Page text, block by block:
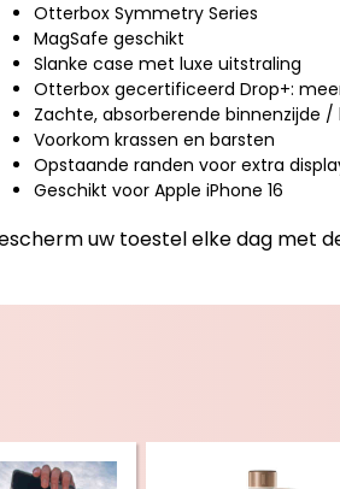
Otterbox Symmetry Series
MagSafe geschikt
Slanke case met luxe uitstraling
Otterbox gecertificeerd Drop+:
Zachte, absorberende binnenzijde
Voorkom krassen en barsten
Opstaande randen voor extra
Geschikt voor Apple iPhone 16
uw toestel elke dag met